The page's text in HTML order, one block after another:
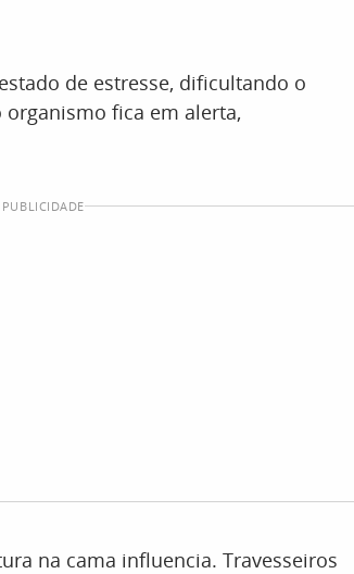
de estresse, dificultando o
fica em alerta,
na cama influencia. Travesseiros